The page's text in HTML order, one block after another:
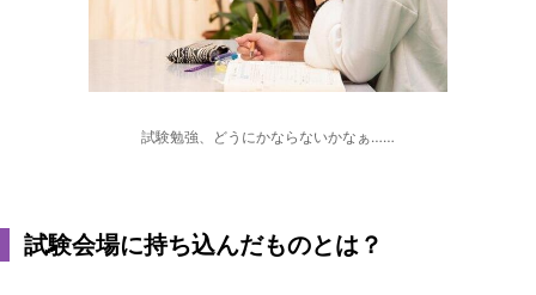
試験勉強、どうにかならないかなぁ……
試験会場に持ち込んだものとは？